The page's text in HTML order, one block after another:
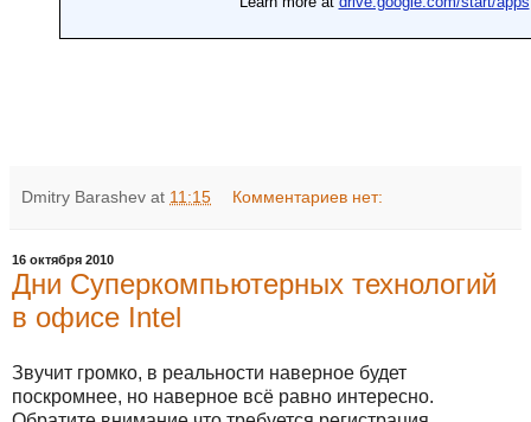
Dmitry Barashev at 11:15 Комментариев нет:
16 октября 2010
Дни Суперкомпьютерных технологий
в офисе Intel
Звучит громко, в реальности наверное будет
поскромнее, но наверное всё равно интересно.